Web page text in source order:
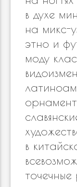
в духе
на микс-
этно и
моду
в
точечные